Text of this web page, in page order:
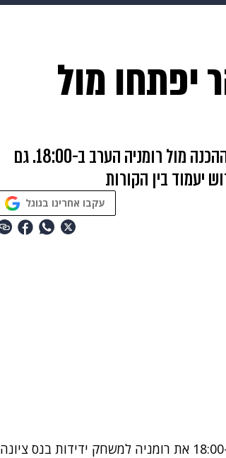
מתכונים פרויקטים מיוחדים
יפתחו מול
מוטי איווניר פרסם את ההרכב לקראת משחק ההכנה מול רומניה הערב ב-18:00. גם
יעמוד בין הקורות
עקבו אחרינו בגוגל
הנבחרת הצעירה של ישראל תארח היום (רביעי) ב-18:00 את רומניה למשחק ידידות בנס ציונה